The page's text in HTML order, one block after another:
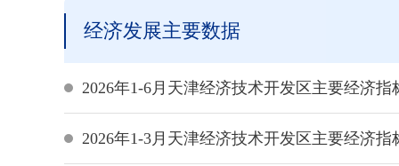
经济发展主要数据
2026年1-6月天津经济技术开发区主要经济指
2026年1-3月天津经济技术开发区主要经济指